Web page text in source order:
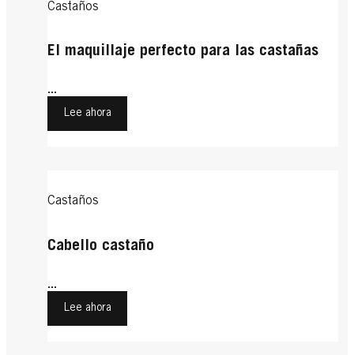
Castaños
El maquillaje perfecto para las castañas
...
Lee ahora
Castaños
Cabello castaño
...
Lee ahora